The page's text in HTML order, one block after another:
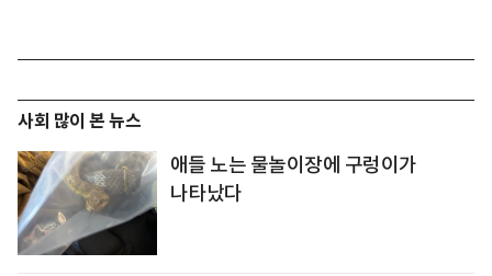
사회 많이 본 뉴스
애들 노는 물놀이장에 구렁이가
나타났다